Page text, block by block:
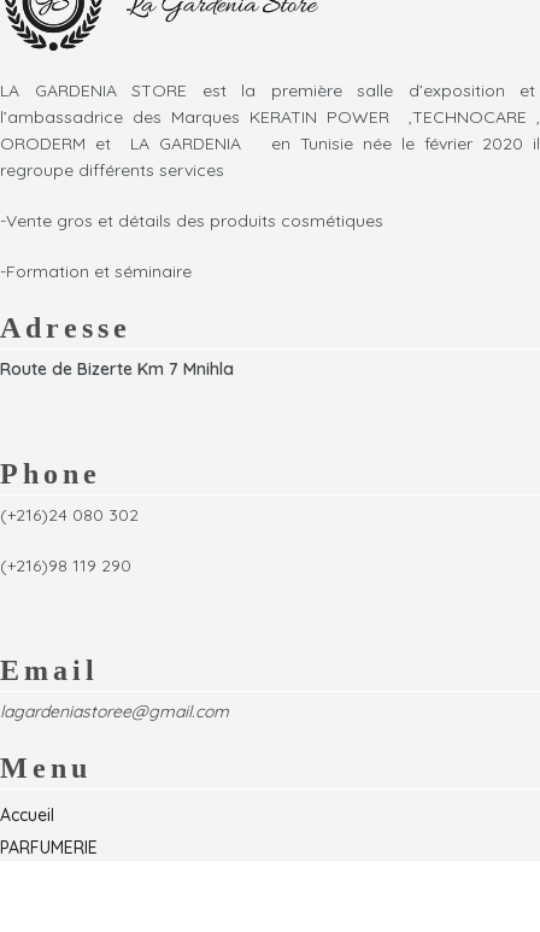
LA GARDENIA STORE est la première salle d’exposition et
l’ambassadrice des Marques KERATIN POWER ,TECHNOCARE ,
ORODERM et LA GARDENIA en Tunisie née le février 2020 il
regroupe différents services
-Vente gros et détails des produits cosmétiques
-Formation et séminaire
Adresse
Route de Bizerte Km 7 Mnihla
Phone
(+216)24 080 302
(+216)98 119 290
Email
lagardeniastoree@gmail.com
Menu
Accueil
PARFUMERIE